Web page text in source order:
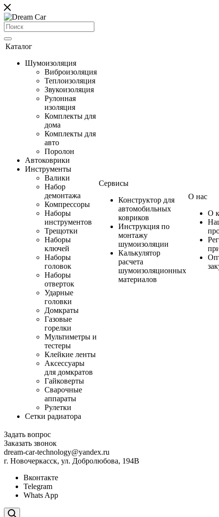
Каталог
Шумоизоляция
Виброизоляция
Теплоизоляция
Звукоизоляция
Рулонная
изоляция
Комплекты для
дома
Комплекты для
авто
Поролон
Автоковрики
Инструменты
Валики
Набор
демонтажа
Компрессоры
Наборы
инструментов
Трещотки
Наборы
ключей
Наборы
головок
Наборы
отверток
Ударные
головки
Домкраты
Газовые
горелки
Мультиметры и
тестеры
Клейкие ленты
Аксессуары
для домкратов
Гайковерты
Сварочные
аппараты
Рулетки
Сетки радиатора
Сервисы
Конструктор для
автомобильных
ковриков
Инструкция по
монтажу
шумоизоляции
Калькулятор
расчета
шумоизоляционных
материалов
О нас
О
Задать вопрос
Заказать звонок
dream-car-technology@yandex.ru
г. Новочеркасск, ул. Добролюбова, 194В
Вконтакте
Telegram
Whats App